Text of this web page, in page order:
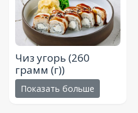
Чиз угорь (260
грамм (г))
Показать больше